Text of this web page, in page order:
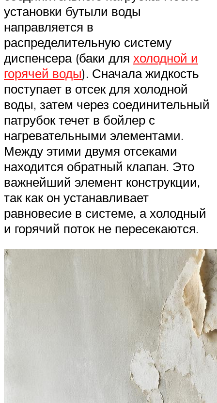
установки бутыли воды
направляется в
распределительную систему
диспенсера (баки для холодной и
горячей воды). Сначала жидкость
поступает в отсек для холодной
воды, затем через соединительный
патрубок течет в бойлер с
нагревательными элементами.
Между этими двумя отсеками
находится обратный клапан. Это
важнейший элемент конструкции,
так как он устанавливает
равновесие в системе, а холодный
и горячий поток не пересекаются.